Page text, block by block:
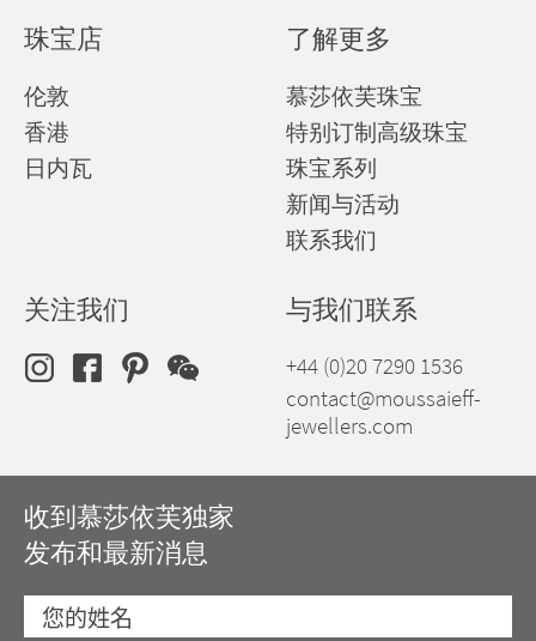
珠宝店
伦敦
香港
日内瓦
了解更多
慕莎依芙珠宝
特别订制高级珠宝
珠宝系列
新闻与活动
联系我们
关注我们 与我们联系
+44 (0)20 7290 1536
contact@moussaieff-
jewellers.com
收到慕莎依芙独家
发布和最新消息